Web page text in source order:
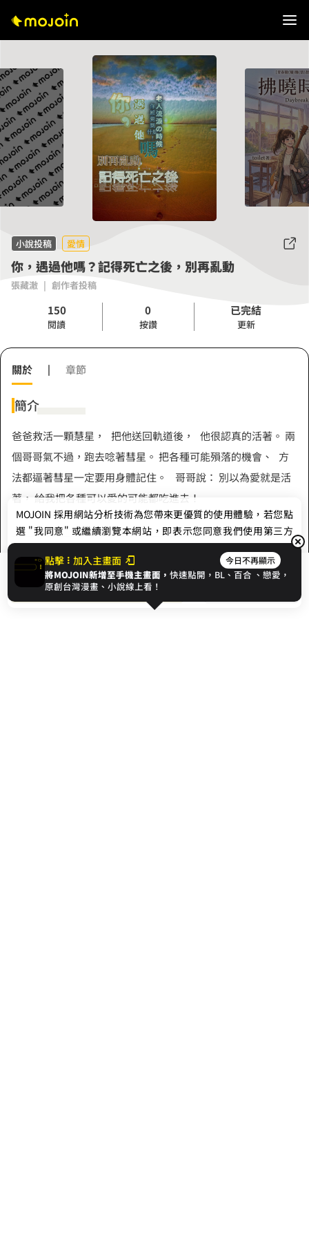
小說投稿 愛情
你，遇過他嗎？記得死亡之後，別再亂動
張藏澈 | 創作者投稿
150
閱讀
0
按讚
已完結
更新
開始閱讀
關於 | 章節
簡介
爸爸救活一顆慧星， 把他送回軌道後， 他很認真的活著。 兩
個哥哥氣不過，跑去唸著彗星。 把各種可能殞落的機會、 方
法都逼著彗星一定要用身體記住。 哥哥說： 別以為愛就是活
著， 給我把各種可以愛的可能都吃進去！
作者
張藏澈
點擊 加入主畫面 今日不再顯示
將MOJOIN新增至手機主畫面，快速點開，BL、百合 、戀愛，
原創台灣漫畫、小說線上看！
MOJOIN 採用網站分析技術為您帶來更優質的使用體驗，若您點
選 "我同意" 或繼續瀏覽本網站，即表示您同意我們使用第三方
Cookie，欲瞭解更多資訊請見隱私權政策。
我同意